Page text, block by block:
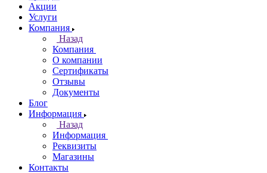
Акции
Услуги
Компания
Назад
Компания
О компании
Сертификаты
Отзывы
Документы
Блог
Информация
Назад
Информация
Реквизиты
Магазины
Контакты